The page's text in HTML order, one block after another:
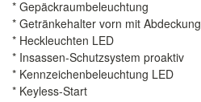
* Gepäckraumbeleuchtung
* Getränkehalter vorn mit Abdeckung
* Heckleuchten LED
* Insassen-Schutzsystem proaktiv
* Kennzeichenbeleuchtung LED
* Keyless-Start